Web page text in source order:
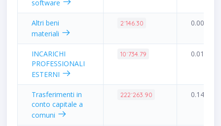
software
Altri beni
materiali
2˙146.30 0.00%
INCARICHI
PROFESSIONALI
ESTERNI
10˙734.79 0.01%
Trasferimenti in
conto capitale a
comuni
222˙263.90 0.14%